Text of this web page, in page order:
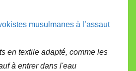
musulmanes à l’assaut
en textile adapté, comme les
à entrer dans l'eau